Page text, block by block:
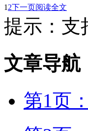
1 2下一页阅读全文
提示：
文章导航
第1页